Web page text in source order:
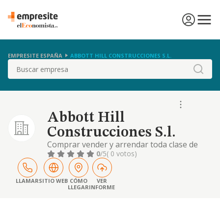
EMPRESITE ESPAÑA ABBOTT HILL CONSTRUCCIONES S.L.
Buscar
Abbott Hill
Construcciones S.l.
Comprar vender y arrendar toda clase de
inmuebles explotar comercialmente bajo
regimen de concesion arrendamiento o
cualquier otro bares restaurantes cafeterias
pubs salas de fiesta complejos de
apartamentos instal.
0/5( 0 votos)
LLAMARSITIO WEB CÓMO
LLEGAR
VER
INFORME